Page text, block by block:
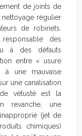
de joints de
régulier
de robinets.
des
à des défauts
entre « usure
une mauvaise
une canalisation
vétusté est la
revanche, une
(jet de
chimiques)